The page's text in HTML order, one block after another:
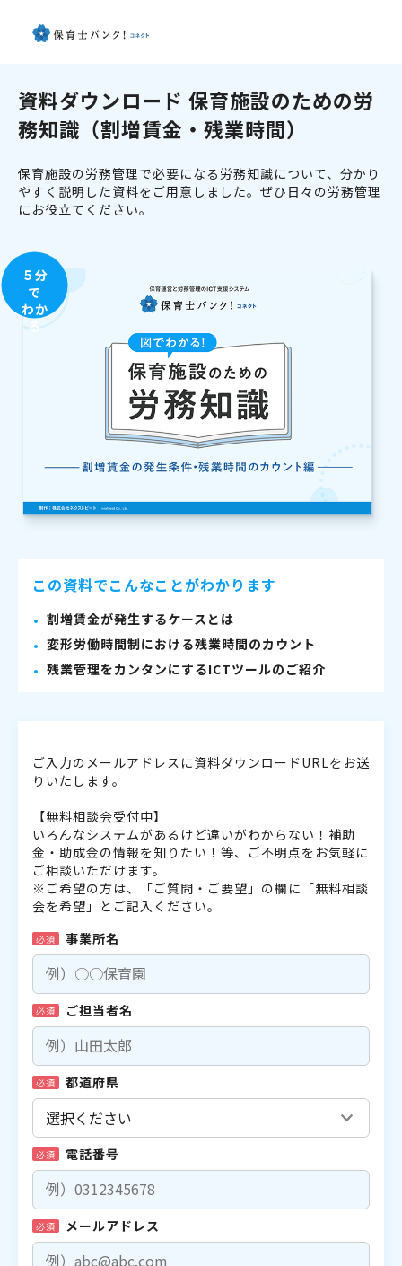
資料ダウンロード 保育施設のための労
務知識（割増賃金・残業時間）
保育施設の労務管理で必要になる労務知識について、分かり
やすく説明した資料をご用意しました。ぜひ日々の労務管理
にお役立てください。
５分
で
わか
る
この資料でこんなことがわかります
割増賃金が発生するケースとは
変形労働時間制における残業時間のカウント
残業管理をカンタンにするICTツールのご紹介
ご入力のメールアドレスに資料ダウンロードURLをお送
りいたします。
【無料相談会受付中】
いろんなシステムがあるけど違いがわからない！補助
金・助成金の情報を知りたい！等、ご不明点をお気軽に
ご相談いただけます。
※ご希望の方は、「ご質問・ご要望」の欄に「無料相談
会を希望」とご記入ください。
必須 事業所名
必須 ご担当者名
必須 都道府県
必須 電話番号
必須 メールアドレス